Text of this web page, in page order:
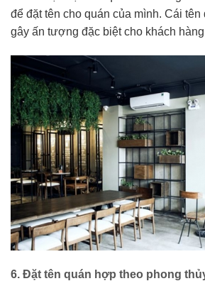
để đặt tên cho quán của mình. Cái
gây ấn tượng đặc biệt cho khách
6. Đặt tên quán hợp theo phong